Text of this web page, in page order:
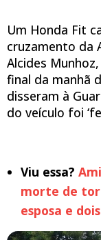
Um Honda Fit
cruzamento da
Alcides
final da manhã
disseram à
do veículo foi
Viu essa?
morte de
esposa e